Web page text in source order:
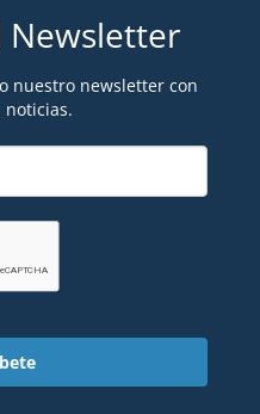
Newsletter
nuestro newsletter con
noticias.